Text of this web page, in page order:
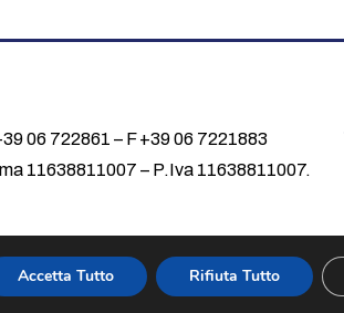
06 722861 – F +39 06 7221883
11638811007 – P.Iva 11638811007.
Accetta Tutto Rifiuta Tutto